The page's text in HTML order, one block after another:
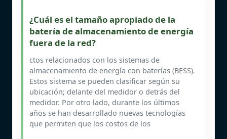
¿Cuál es el tamaño apropiado de la
batería de almacenamiento de energía
fuera de la red?
ctos relacionados con los sistemas de
almacenamiento de energía con baterías (BESS).
Estos sistema se pueden clasificar según su
ubicación; delante del medidor o detrás del
medidor. Por otro lado, durante los últimos
años se han desarrollado nuevas tecnologías
que permiten que los costos de los